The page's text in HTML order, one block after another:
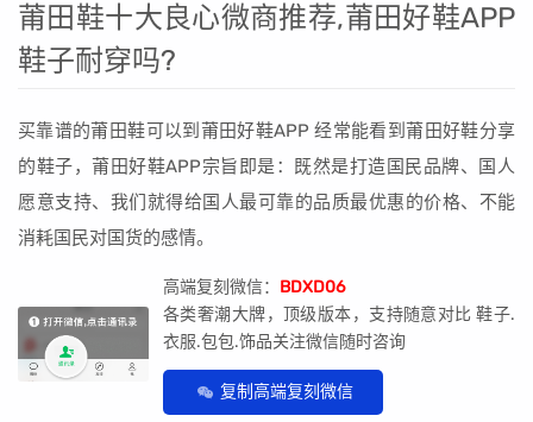
莆田鞋十大良心微商推荐,莆田好鞋APP
鞋子耐穿吗?
买靠谱的莆田鞋可以到莆田好鞋APP 经常能看到莆田好鞋分享
的鞋子，莆田好鞋APP宗旨即是：既然是打造国民品牌、国人
愿意支持、我们就得给国人最可靠的品质最优惠的价格、不能
消耗国民对国货的感情。
高端复刻微信： BDXD06
各类奢潮大牌，顶级版本，支持随意对比 鞋子.
衣服.包包.饰品关注微信随时咨询
复制高端复刻微信